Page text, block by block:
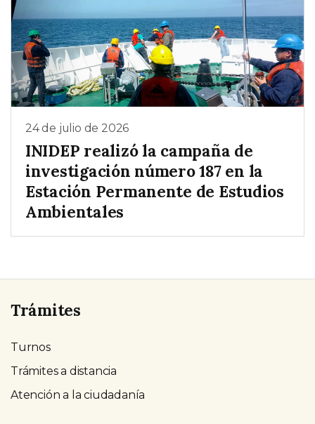
24 de julio de 2026
INIDEP realizó la campaña de
investigación número 187 en la
Estación Permanente de Estudios
Ambientales
Trámites
Turnos
Trámites a distancia
Atención a la ciudadanía